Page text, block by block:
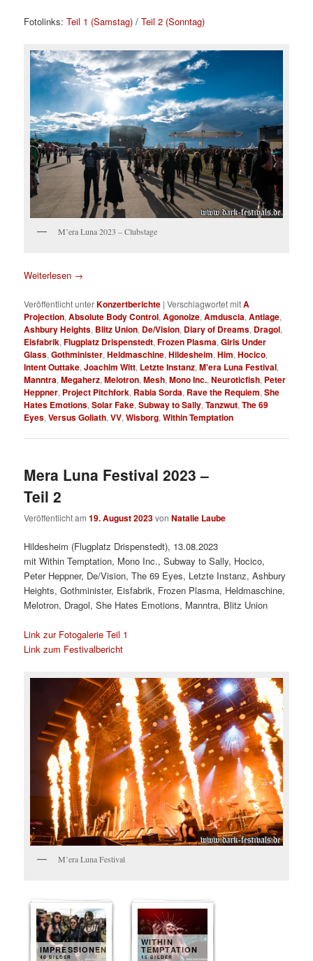
Fotolinks:Teil 1 (Samstag) /Teil 2 (Sonntag)
M’era Luna 2023 – Clubstage
Weiterlesen →
Veröffentlicht unterKonzertberichte |Verschlagwortet mitA
Projection,Absolute Body Control,Agonoize,Amduscia,Antiage,
Ashbury Heights, Blitz Union, De/Vision, Diary of Dreams, Dragol,
Eisfabrik,Flugplatz Drispenstedt,Frozen Plasma,Girls Under
Glass,Gothminister,Heldmaschine,Hildesheim,Him,Hocico,
Intent Outtake,Joachim Witt, Letzte Instanz,M'era Luna Festival,
Manntra,Megaherz,Melotron,Mesh,Mono Inc.,Neuroticfish, Peter
Heppner, Project Pitchfork, Rabia Sorda, Rave the Requiem,She
Hates Emotions,Solar Fake,Subway to Sally,Tanzwut,The 69
Eyes,Versus Goliath,VV,Wisborg,Within Temptation
Mera Luna Festival 2023 –
Teil 2
Veröffentlicht am19. August 2023vonNatalie Laube
Hildesheim (Flugplatz Drispenstedt), 13.08.2023
mit Within Temptation, Mono Inc., Subway to Sally, Hocico,
Peter Heppner, De/Vision, The 69 Eyes, Letzte Instanz, Ashbury
Heights, Gothminister, Eisfabrik, Frozen Plasma, Heldmaschine,
Melotron, Dragol, She Hates Emotions, Manntra, Blitz Union
Link zur Fotogalerie Teil 1
Link zum Festivalbericht
M’era Luna Festival
IMPRESSIONEN
40 BILDER
WITHIN
TEMPTATION
15 BILDER